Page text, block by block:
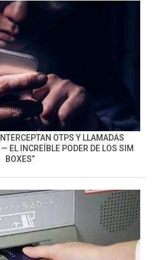
OTPS Y LLAMADAS
EL INCREÍBLE PODER DE LOS SIM
BOXES”